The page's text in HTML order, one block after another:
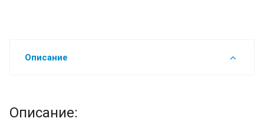
Описание
Описание: